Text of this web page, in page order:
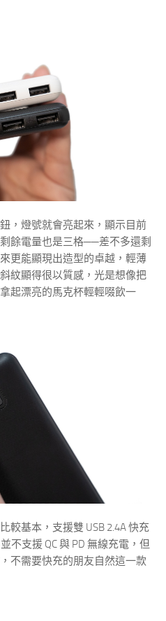
，燈號就會亮起來，顯示目前
餘電量也是三格──差不多還剩
來更能顯現出造型的卓越，輕薄
紋顯得很以質感，光是想像把
起漂亮的馬克杯輕輕啜飲一
較基本，支援雙 USB 2.4A 快充
不支援 QC 與 PD 無線充電，但
不需要快充的朋友自然這一款